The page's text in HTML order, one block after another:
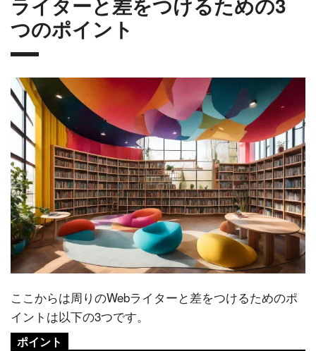
つのポイント
ここからは周りのWebライターと差をつけるためのポ
イントは以下の3つです。
ポイント